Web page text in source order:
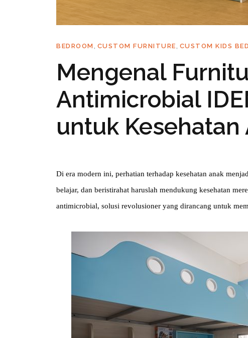
BEDROOM , CUSTOM FURNITURE , CUSTOM KIDS
Mengenal
Antimicrobial
untuk Kesehatan
Di era modern ini, perhatian terhadap kesehatan anak
belajar, dan beristirahat haruslah mendukung kesehatan
antimicrobial, solusi revolusioner yang dirancang untuk